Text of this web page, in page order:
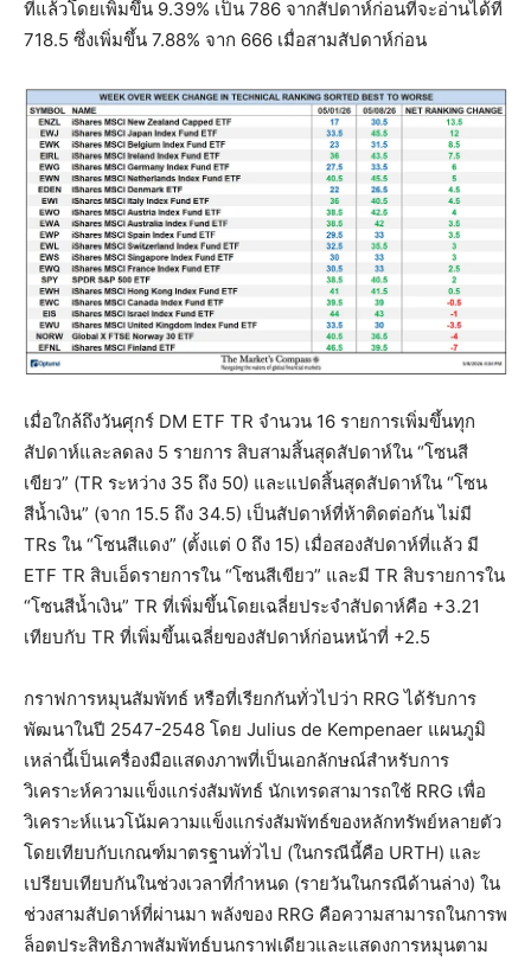
ที่แล้วโดยเพิ่มขึ้น 9.39% เป็น 786 จากสัปดาห์ก่อนที่จะอ่านได้ที่
718.5 ซึ่งเพิ่มขึ้น 7.88% จาก 666 เมื่อสามสัปดาห์ก่อน
เมื่อใกล้ถึงวันศุกร์ DM ETF TR จำนวน 16 รายการเพิ่มขึ้นทุก
สัปดาห์และลดลง 5 รายการ สิบสามสิ้นสุดสัปดาห์ใน “โซนสี
เขียว” (TR ระหว่าง 35 ถึง 50) และแปดสิ้นสุดสัปดาห์ใน “โซน
สีน้ำเงิน” (จาก 15.5 ถึง 34.5) เป็นสัปดาห์ที่ห้าติดต่อกัน ไม่มี
TRs ใน “โซนสีแดง” (ตั้งแต่ 0 ถึง 15) เมื่อสองสัปดาห์ที่แล้ว มี
ETF TR สิบเอ็ดรายการใน “โซนสีเขียว” และมี TR สิบรายการใน
“โซนสีน้ำเงิน” TR ที่เพิ่มขึ้นโดยเฉลี่ยประจำสัปดาห์คือ +3.21
เทียบกับ TR ที่เพิ่มขึ้นเฉลี่ยของสัปดาห์ก่อนหน้าที่ +2.5
กราฟการหมุนสัมพัทธ์ หรือที่เรียกกันทั่วไปว่า RRG ได้รับการ
พัฒนาในปี 2547-2548 โดย Julius de Kempenaer แผนภูมิ
เหล่านี้เป็นเครื่องมือแสดงภาพที่เป็นเอกลักษณ์สำหรับการ
วิเคราะห์ความแข็งแกร่งสัมพัทธ์ นักเทรดสามารถใช้ RRG เพื่อ
วิเคราะห์แนวโน้มความแข็งแกร่งสัมพัทธ์ของหลักทรัพย์หลายตัว
โดยเทียบกับเกณฑ์มาตรฐานทั่วไป (ในกรณีนี้คือ URTH) และ
เปรียบเทียบกันในช่วงเวลาที่กำหนด (รายวันในกรณีด้านล่าง) ใน
ช่วงสามสัปดาห์ที่ผ่านมา พลังของ RRG คือความสามารถในการพ
ล็อตประสิทธิภาพสัมพัทธ์บนกราฟเดียวและแสดงการหมุนตาม